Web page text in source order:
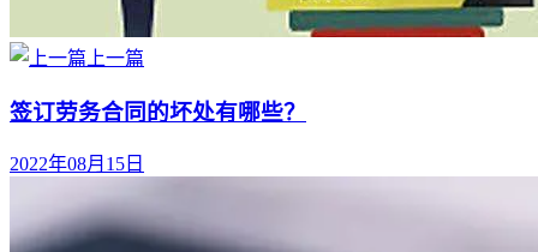
上一篇
签订劳务合同的坏处有哪些？
2022年08月15日